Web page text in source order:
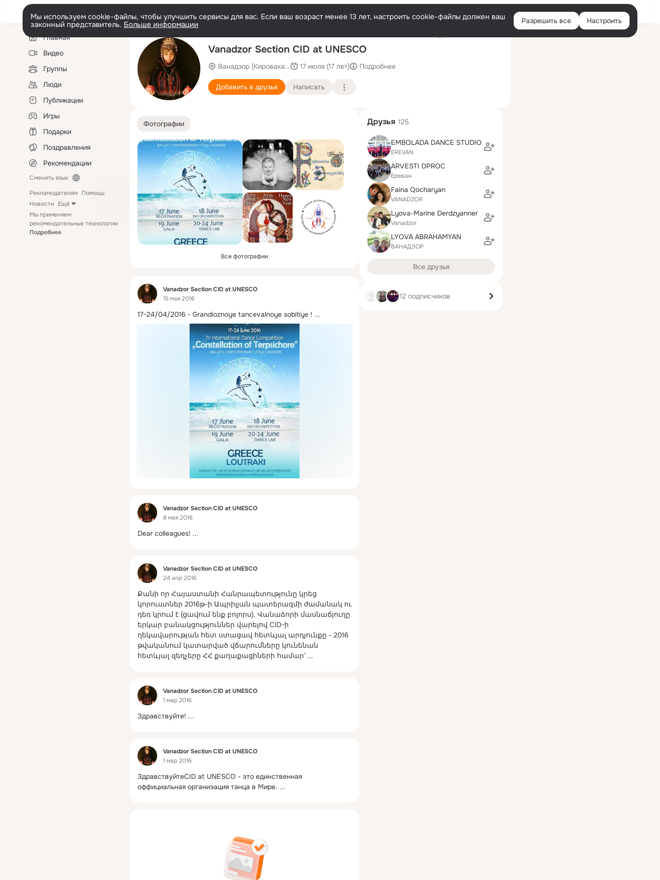
Войти
Мы используем cookie-файлы, чтобы улучшить сервисы для вас. Если ваш возраст менее 13 лет, настроить cookie-файлы должен ваш
законный представитель. Больше информации Разрешить все Настроить
Левая
колонкаГлавная
Видео
Группы
Люди
Публикации
Игры
Подарки
Поздравления
Рекомендации
Сменить язык
Рекламодателям Помощь
Новости Ещё
Мы применяем
рекомендательные технологии
Подробнее
Vanadzor Section CID at UNESCO
Ванадзор (Кировакан) 17 июля (17 лет) Подробнее
Добавить в друзья Написать
Фотографии
Все фотографии
Фид
Vanadzor Section CID at UNESCO
15 мая 2016
17-24/04/2016 - Grandioznoye tancevalnoye sobitiye ! ...
Фид
Vanadzor Section CID at UNESCO
8 мая 2016
Dear colleagues! ...
Фид
Vanadzor Section CID at UNESCO
24 апр 2016
Քանի որ Հայաստանի Հանրապետությունը կրեց
կորուստներ 2016թ-ի Ապրիլյան պատերազմի ժամանակ ու
դեռ կրում է (ցավում ենք բոլորս), Վանաձորի մասնաճյուղը
երկար բանակցություններ վարելով CID-ի
ղեկավարության հետ ստացավ հետևյալ արդյունքը - 2016
թվականում կատարված վճարումները կունենան
հետևյալ զեղչերը ՀՀ քաղաքացիների համար՝ ...
Фид
Vanadzor Section CID at UNESCO
1 мар 2016
Здравствуйте! ...
Фид
Vanadzor Section CID at UNESCO
1 мар 2016
ЗдравствуйтеCID at UNESCO - это единственная
оффициальная организация танца в Мире. ...
Друзья 125
EMBOLADA DANCE STUDIO
EREVAN
ARVESTI DPROC
Ереван
Faina Qocharyan
VANADZOR
Lyova-Marine Derdzyanner
Vanadzor
LYOVA ABRAHAMYAN
ВАНАДЗОР
Все друзья
12 подписчиков